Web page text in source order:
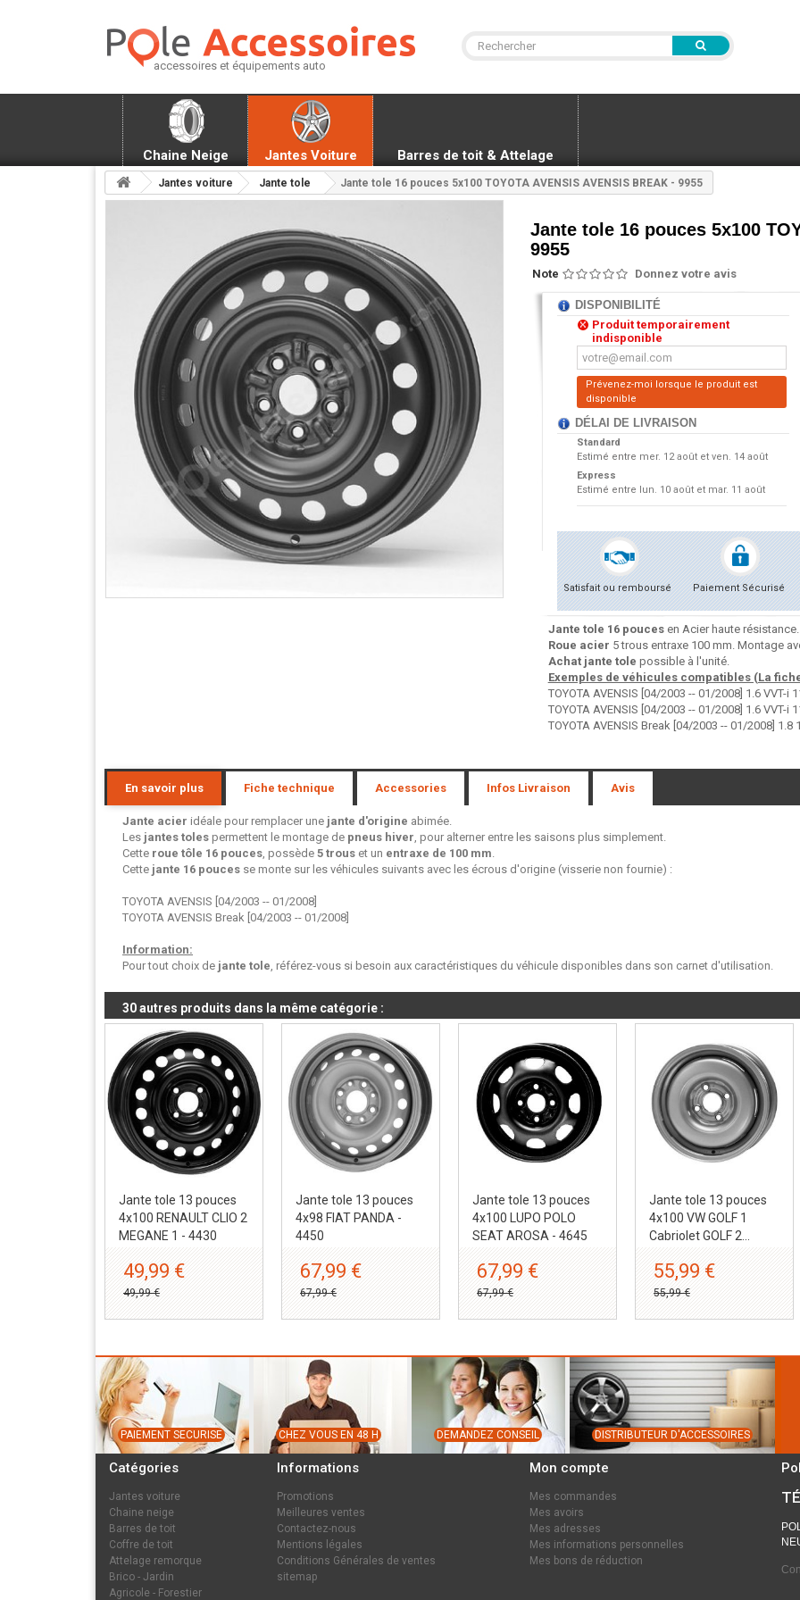
accessoires et équipements auto
Chaine Neige Jantes Voiture Barres de toit & Attelage
Jantes voiture Jante tole Jante tole 16 pouces 5x100 TOYOTA AVENSIS AVENSIS BREAK - 9955
Jante tole 16 pouces 5x100
9955
Note Donnez votre avis
DISPONIBILITÉ
Produit temporairement
indisponible
Prévenez-moi lorsque le produit est
disponible
DÉLAI DE LIVRAISON
Standard
Estimé entre mer. 12 août et ven. 14 août
Express
Estimé entre lun. 10 août et mar. 11 août
Satisfait ou remboursé Paiement Sécurisé
Jante tole 16 poucesen Acier haute résistance.
Roue acier 5 trous entraxe 100 mm. Montage
Achat jante tole possible à l'unité.
Exemples de véhicules compatibles (La
TOYOTA AVENSIS [04/2003 -- 01/2008] 1.6 VVT-i
TOYOTA AVENSIS [04/2003 -- 01/2008] 1.6 VVT-i
TOYOTA AVENSIS Break [04/2003 -- 01/2008] 1.8
En savoir plus Fiche technique Accessories Infos Livraison Avis
Jante acier idéale pour remplacer une jante d'origine abimée.
Les jantes toles permettent le montage de pneus hiver , pour alterner entre les saisons plus simplement.
Cette roue tôle 16 pouces , possède 5 trous et un entraxe de 100 mm
Cette jante 16 pouces se monte sur les véhicules suivants avec les écrous d'origine (visserie non fournie) :
TOYOTA AVENSIS [04/2003 -- 01/2008]
TOYOTA AVENSIS Break [04/2003 -- 01/2008]
Information:
Pour tout choix de jante tole , référez-vous si besoin aux caractéristiques du véhicule disponibles dans son carnet d'utilisation.
30 autres produits dans la même catégorie :
Jante tole 13 pouces
4x100 RENAULT CLIO 2
MEGANE 1 - 4430
49,99 €
49,99 €
Jante tole 13 pouces
4x98 FIAT PANDA -
4450
67,99 €
67,99 €
Jante tole 13 pouces
4x100 LUPO POLO
SEAT AROSA - 4645
67,99 €
67,99 €
Jante tole 13 pouces
4x100 VW GOLF 1
Cabriolet GOLF 2...
55,99 €
55,99 €
PAIEMENT SECURISE CHEZ VOUS EN 48 H DEMANDEZ CONSEIL DISTRIBUTEUR D'ACCESSOIRES
Catégories
Jantes voiture
Chaine neige
Barres de toit
Coffre de toit
Attelage remorque
Brico - Jardin
Agricole - Forestier
Informations
Promotions
Meilleures ventes
Contactez-nous
Mentions légales
Conditions Générales de ventes
sitemap
Mon compte
Mes commandes
Mes avoirs
Mes adresses
Mes informations personnelles
Mes bons de réduction